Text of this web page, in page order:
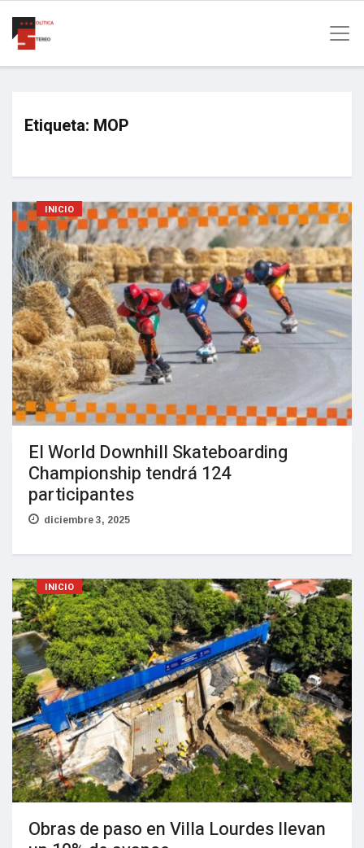
Etiqueta: MOP
INICIO
El World Downhill Skateboarding
Championship tendrá 124
participantes
diciembre 3, 2025
INICIO
Obras de paso en Villa Lourdes llevan